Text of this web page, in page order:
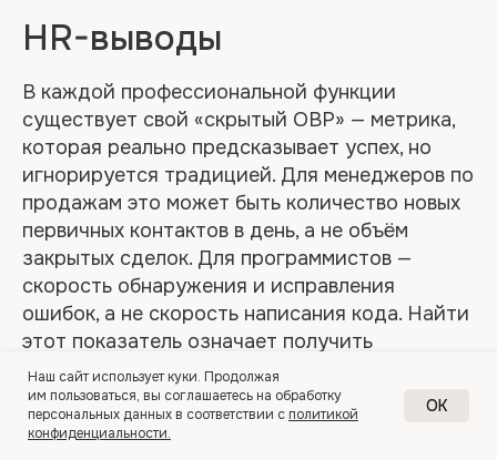
HR-выводы
В каждой профессиональной функции
существует свой «скрытый OBP» — метрика,
которая реально предсказывает успех, но
игнорируется традицией. Для менеджеров по
продажам это может быть количество новых
первичных контактов в день, а не объём
закрытых сделок. Для программистов —
скорость обнаружения и исправления
ошибок, а не скорость написания кода. Найти
этот показатель означает получить
временное, но реальное конкурентное
преимущество в войне за таланты. Ключевое
слово — «временное»: любой нестандартный
Наш сайт использует куки. Продолжая
им пользоваться, вы соглашаетесь на обработку
персональных данных в соответствии с политикой
конфиденциальности.
OK